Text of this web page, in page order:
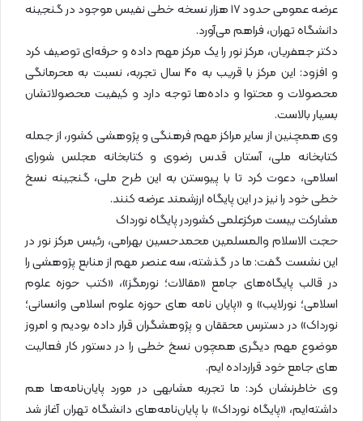
عرضه عمومی حدود ۱۷ هزار نسخه خطی نفیس موجود در گنجینه
دانشگاه تهران، فراهم می‌آورد.
دکتر جعفریان، مرکز نور را یک مرکز مهم داده و حرفه‌ای توصیف کرد
و افزود: این مرکز با قریب به 40 سال تجربه، نسبت به محرمانگی
محصولات و محتوا و داده‌ها توجه دارد و کیفیت محصولاتشان
بسیار بالاست.
وی همچنین از سایر مراکز مهم فرهنگی و پژوهشی کشور، از جمله
کتابخانه ملی، آستان قدس رضوی و کتابخانه مجلس شورای
اسلامی، دعوت کرد تا با پیوستن به این طرح ملی، گنجینه نسخ
خطی خود را نیز در این پایگاه ارزشمند عرضه کنند.
مشارکت بیست مرکزعلمی کشوردر پایگاه نورداک
حجت الاسلام والمسلمین محمدحسین بهرامی، رئیس مرکز نور در
این نشست گفت: ما در گذشته، سه عنصر مهم از منابع پژوهشی را
در قالب پایگاه‌های جامع «مقالات؛ نورمگز»، «کتب حوزه علوم
اسلامی؛ نورلایب» و «پایان نامه های حوزه علوم اسلامی وانسانی؛
نورداک» در دسترس محققان و پژوهشگران قرار داده بودیم و امروز
موضوع مهم دیگری همچون نسخ خطی را در دستور کار فعالیت
های جامع خود قرارداده ایم.
وی خاطرنشان کرد: ما تجربه مشابهی در مورد پایان‌نامه‌ها هم
داشته‌ایم، «پایگاه نورداک» با پایان‌نامه‌های دانشگاه تهران آغاز شد